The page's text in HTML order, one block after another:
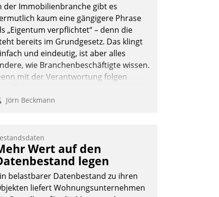
der Immobilienbranche gibt es
kaum eine gängigere Phrase
„Eigentum verpflichtet“ – denn die
bereits im Grundgesetz. Das klingt
und eindeutig, ist aber alles
wie Branchenbeschäftigte wissen.
mit der Verantwortung folgen
Jörn Beckmann
Wert auf den
legen
belastbarer Datenbestand zu ihren
liefert Wohnungsunternehmen